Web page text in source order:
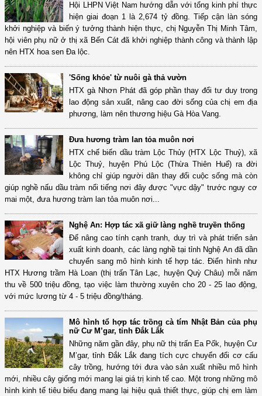
Hội LHPN Việt Nam hướng dẫn với tổng kinh phí thực
hiện giai đoạn 1 là 2,674 tỷ đồng. Tiếp cận làn sóng
khởi nghiệp và biến ý tưởng thành hiện thực, chị Nguyễn Thị Minh Tâm,
hội viên phụ nữ ở thị xã Bến Cát đã khởi nghiệp thành công và thành lập
nên HTX hoa sen Đa lộc.
'Sống khỏe' từ nuôi gà thả vườn
HTX gà Nhơn Phát đã góp phần thay đổi tư duy trong
lao động sản xuất, nâng cao đời sống của chị em địa
phương, làm nên thương hiệu Gà Hòa Vang.
Đưa hương tràm lan tỏa muôn nơi
HTX chế biến dầu tràm Lộc Thủy (HTX Lộc Thuỷ), xã
Lộc Thuỷ, huyện Phú Lộc (Thừa Thiên Huế) ra đời
không chỉ giúp người dân thay đổi cuộc sống mà còn
giúp nghề nấu dầu tràm nổi tiếng nơi đây được "vực dậy" trước nguy cơ
mai một, đưa hương tràm lan tỏa muôn nơi...
Nghệ An: Hợp tác xã giữ làng nghề truyền thống
Để nâng cao tính cạnh tranh, duy trì và phát triển sản
xuất kinh doanh, các làng nghề tại tỉnh Nghệ An đã dần
chuyển sang mô hình kinh tế hợp tác. Điển hình như
HTX Hương trầm Hà Loan (thị trấn Tân Lạc, huyện Quỳ Châu) mỗi năm
thu về 500 triệu đồng, tạo việc làm thường xuyên cho 20 - 25 lao động,
với mức lương từ 4 - 5 triệu đồng/tháng.
Mô hình tổ hợp tác trồng cà tím Nhật Bản của phụ
nữ Cư M’gar, tỉnh Đắk Lắk
Những năm gần đây, phụ nữ thị trấn Ea Pốk, huyện Cư
M’gar, tỉnh Đắk Lắk đang tích cực chuyển đổi cơ cấu
cây trồng, hướng tới đưa vào sản xuất nhiều mô hình
mới, nhiều cây giống mới mang lại giá trị kinh tế cao. Một trong những mô
hình kinh tế tiêu biểu đang mang lại hiệu quả thiết thực, giúp chị em làm